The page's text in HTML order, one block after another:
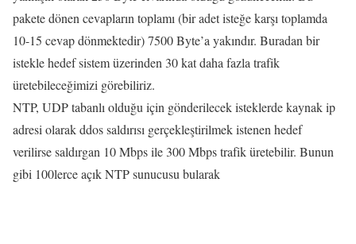
pakete dönen cevapların toplamı (bir adet isteğe karşı toplamda
10-15 cevap dönmektedir) 7500 Byte’a yakındır. Buradan bir
istekle hedef sistem üzerinden 30 kat daha fazla trafik
üretebileceğimizi görebiliriz.
NTP, UDP tabanlı olduğu için gönderilecek isteklerde kaynak ip
adresi olarak ddos saldırısı gerçekleştirilmek istenen hedef
verilirse saldırgan 10 Mbps ile 300 Mbps trafik üretebilir. Bunun
gibi 100lerce açık NTP sunucusu bularak